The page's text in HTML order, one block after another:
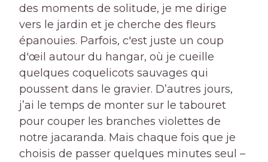
des moments de solitude, je me dirige
vers le jardin et je cherche des fleurs
épanouies. Parfois, c'est juste un coup
d'œil autour du hangar, où je cueille
quelques coquelicots sauvages qui
poussent dans le gravier. D’autres jours,
j’ai le temps de monter sur le tabouret
pour couper les branches violettes de
notre jacaranda. Mais chaque fois que je
choisis de passer quelques minutes seul –